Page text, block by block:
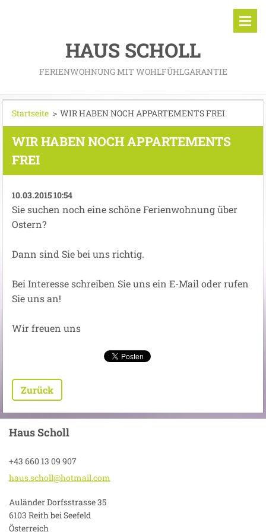
HAUS SCHOLL
FERIENWOHNUNG MIT WOHLFÜHLGARANTIE
Startseite > WIR HABEN NOCH APPARTEMENTS FREI
WIR HABEN NOCH APPARTEMENTS
FREI
10.03.2015 10:54
Sie suchen noch eine schöne Ferienwohnung über
Ostern?
Dann sind Sie bei uns richtig.
Bei Interesse schreiben Sie uns ein E-Mail oder rufen
Sie uns an!
Wir freuen uns
Zurück
Haus Scholl
+43 660 13 09 907
haus.scholl@hotmail.com
Auländer Dorfsstrasse 35
6103 Reith bei Seefeld
Österreich